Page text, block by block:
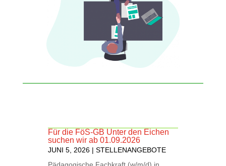
Für die FöS-GB Unter den Eichen
suchen wir ab 01.09.2026
JUNI 5, 2026| STELLENANGEBOTE